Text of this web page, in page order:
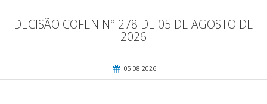
DECISÃO COFEN N° 278 DE 05 DE AGOSTO DE
2026
05.08.2026